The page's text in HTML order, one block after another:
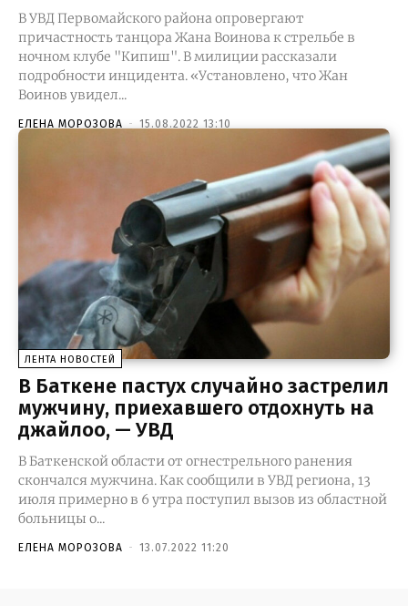
В УВД Первомайского района опровергают
причастность танцора Жана Воинова к стрельбе в
ночном клубе "Кипиш". В милиции рассказали
подробности инцидента. «Установлено, что Жан
Воинов увидел...
ЕЛЕНА МОРОЗОВА - 15.08.2022 13:10
ЛЕНТА НОВОСТЕЙ
В Баткене пастух случайно застрелил
мужчину, приехавшего отдохнуть на
джайлоо, — УВД
В Баткенской области от огнестрельного ранения
скончался мужчина. Как сообщили в УВД региона, 13
июля примерно в 6 утра поступил вызов из областной
больницы о...
ЕЛЕНА МОРОЗОВА - 13.07.2022 11:20